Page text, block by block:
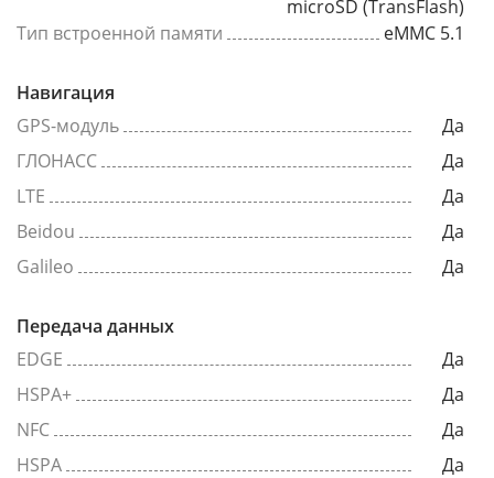
microSD (TransFlash)
Тип встроенной памяти
eMMC 5.1
Навигация
GPS-модуль
Да
ГЛОНАСС
Да
LTE
Да
Beidou
Да
Galileo
Да
Передача данных
EDGE
Да
HSPA+
Да
NFC
Да
HSPA
Да